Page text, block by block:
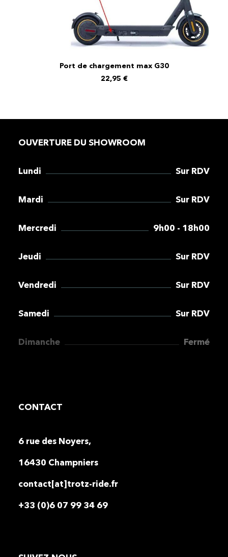
Port de chargement max G30
22,95 €
OUVERTURE DU SHOWROOM
Lundi Sur RDV
Mardi Sur RDV
Mercredi 9h00 - 18h00
Jeudi Sur RDV
Vendredi Sur RDV
Samedi Sur RDV
Dimanche Fermé
CONTACT
6 rue des Noyers,
16430 Champniers
contact[at]trotz-ride.fr
+33 (0)6 07 99 34 69